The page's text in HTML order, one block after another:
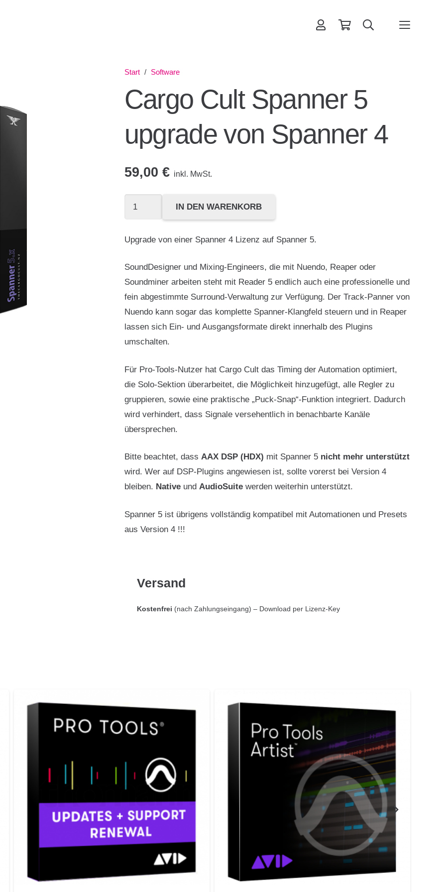
Start / Software
Cargo Cult Spanner 5
upgrade von Spanner 4
59,00 € inkl. MwSt.
IN DEN WARENKORB
Upgrade von einer Spanner 4 Lizenz auf Spanner 5.
SoundDesigner und Mixing-Engineers, die mit Nuendo, Reaper oder
Soundminer arbeiten steht mit Reader 5 endlich auch eine professionelle und
fein abgestimmte Surround-Verwaltung zur Verfügung. Der Track-Panner von
Nuendo kann sogar das komplette Spanner-Klangfeld steuern und in Reaper
lassen sich Ein- und Ausgangsformate direkt innerhalb des Plugins
umschalten.
Für Pro-Tools-Nutzer hat Cargo Cult das Timing der Automation optimiert,
die Solo-Sektion überarbeitet, die Möglichkeit hinzugefügt, alle Regler zu
gruppieren, sowie eine praktische „Puck-Snap“-Funktion integriert. Dadurch
wird verhindert, dass Signale versehentlich in benachbarte Kanäle
übersprechen.
Bitte beachtet, dass AAX DSP (HDX) mit Spanner 5 nicht mehr unterstützt
wird. Wer auf DSP-Plugins angewiesen ist, sollte vorerst bei Version 4
bleiben. Nativeund AudioSuitewerden weiterhin unterstützt.
Spanner 5 ist übrigens vollständig kompatibel mit Automationen und Presets
aus Version 4 !!!
Versand
Kostenfrei (nach Zahlungseingang) – Download per Lizenz-Key